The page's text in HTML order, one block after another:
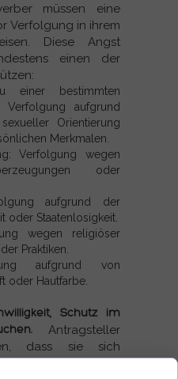
müssen eine
Verfolgung in ihrem
Diese Angst
einen der
einer bestimmten
Verfolgung aufgrund
Orientierung
Merkmalen.
Verfolgung wegen
oder
aufgrund der
oder Staatenlosigkeit.
wegen religiöser
Praktiken.
aufgrund von
oder Hautfarbe.
Schutz im
Antragsteller
dass sie sich
nicht an